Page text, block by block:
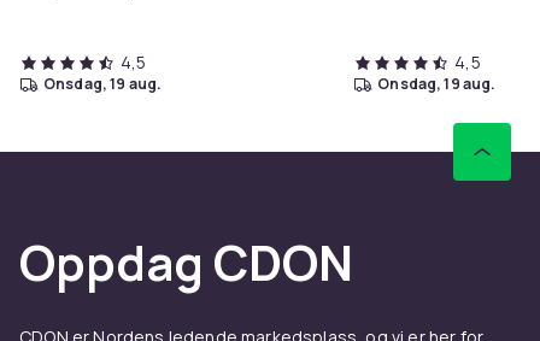
4,5
onsdag, 19 aug.
4,5
onsdag, 19 aug.
Oppdag CDON
CDON er Nordens ledende markedsplass, og vi er her for